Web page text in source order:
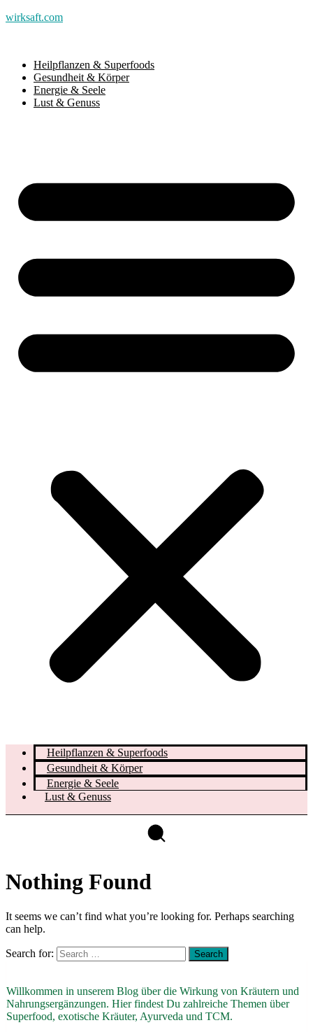
wirksaft.com
Heilpflanzen & Superfoods
Gesundheit & Körper
Energie & Seele
Lust & Genuss
Heilpflanzen & Superfoods
Gesundheit & Körper
Energie & Seele
Lust & Genuss
Nothing Found
It seems we can’t find what you’re looking for. Perhaps searching
can help.
Search for:
Willkommen in unserem Blog über die Wirkung von Kräutern und
Nahrungsergänzungen. Hier findest Du zahlreiche Themen über
Superfood, exotische Kräuter, Ayurveda und TCM.